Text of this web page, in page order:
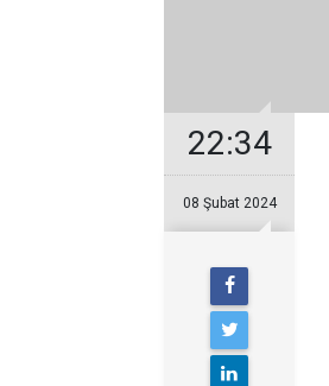
22:34
08 Şubat 2024